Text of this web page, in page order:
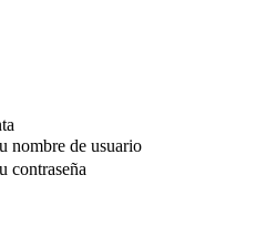
nombre de usuario
contraseña